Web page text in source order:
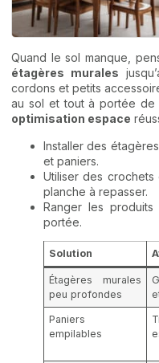
Quand le sol manque,
étagères murales
cordons et petits
au sol et tout à portée de
optimisation espace
Installer des
et paniers.
Utiliser des crochets
planche à repasser.
Ranger les
portée.
Solution
Étagères murales
peu profondes
Paniers
empilables